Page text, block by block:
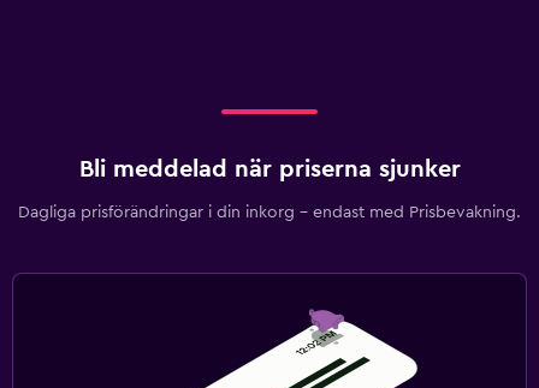
Bli meddelad när priserna sjunker
Dagliga prisförändringar i din inkorg – endast med Prisbevakning.